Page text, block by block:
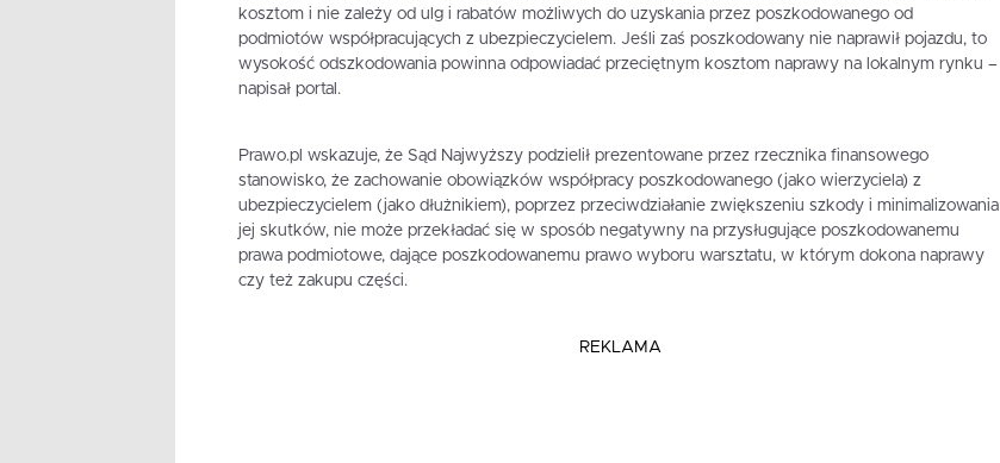
kosztom i nie zależy od ulg i rabatów możliwych do uzyskania przez poszkodowanego od
podmiotów współpracujących z ubezpieczycielem. Jeśli zaś poszkodowany nie naprawił pojazdu, to
wysokość odszkodowania powinna odpowiadać przeciętnym kosztom naprawy na lokalnym rynku –
napisał portal.
Prawo.pl wskazuje, że Sąd Najwyższy podzielił prezentowane przez rzecznika finansowego
stanowisko, że zachowanie obowiązków współpracy poszkodowanego (jako wierzyciela) z
ubezpieczycielem (jako dłużnikiem), poprzez przeciwdziałanie zwiększeniu szkody i minimalizowania
jej skutków, nie może przekładać się w sposób negatywny na przysługujące poszkodowanemu
prawa podmiotowe, dające poszkodowanemu prawo wyboru warsztatu, w którym dokona naprawy
czy też zakupu części.
REKLAMA